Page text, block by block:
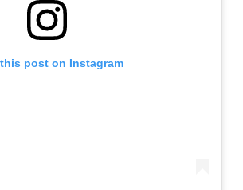
post on Instagram